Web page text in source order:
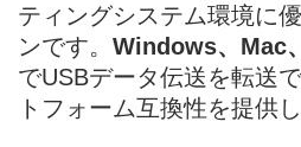
ティングシステム環境に
ンです。 Windows、Mac
でUSBデータ伝送を転送
トフォーム互換性を提供し